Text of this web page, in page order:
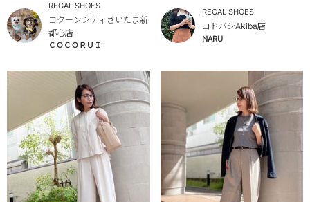
REGAL SHOES
コクーンシティさいたま新
都心店
ＣＯＣＯＲＵＩ
REGAL SHOES
ヨドバシAkiba店
NARU